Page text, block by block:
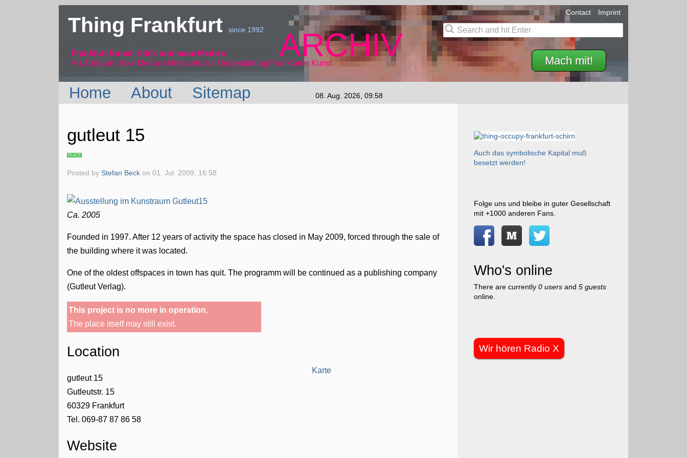
Thing Frankfurtsince 1992
Frankfurt Kunst, Kritik und neue Medien
Art, Critique, New Media // Netzwerk
ARCHIV
zur Umgestaltung Frankfurter Kunst Mach mit!
Contact Imprint
Home About Sitemap 08. Aug. 2026, 09:58
gutleut 15
PLACE
Posted byStefan Beck on01. Jul. 2009, 16:58
Ca. 2005
Founded in 1997. After 12 years of activity the space has closed in May 2009, forced through the sale of
the building where it was located.
One of the oldest offspaces in town has quit. The programm will be continued as a publishing company
(Gutleut Verlag).
This project is no more in operation.
The place itself may still exist.
Location
gutleut 15
Gutleutstr. 15
60329 Frankfurt
Tel. 069-87 87 86 58
Website
Karte
Auch das symbolische Kapital muß
besetzt werden!
Folge uns und bleibe in guter Gesellschaft
mit +1000 anderen Fans.
Who's online
There are currently 0 usersand 5 guests
online.
Wir hören Radio X